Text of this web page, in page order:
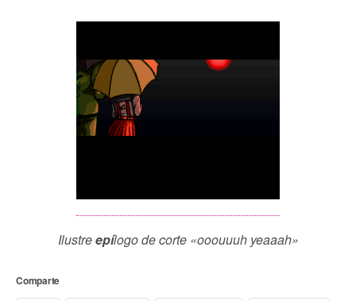
Ilustreepílogo de corte «ooouuuh yeaaah»
Comparte